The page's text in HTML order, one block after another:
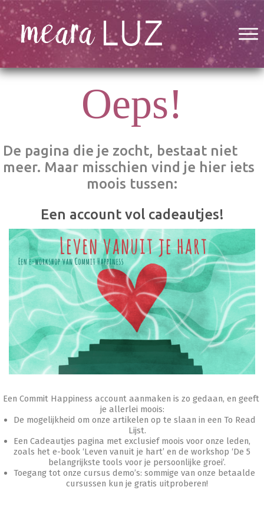
Oeps!
De pagina die je zocht, bestaat niet
meer. Maar misschien vind je hier iets
moois tussen:
Een account vol cadeautjes!
Een Commit Happiness account aanmaken is zo gedaan, en geeft
je allerlei moois:
De mogelijkheid om onze artikelen op te slaan in een To Read
Lijst.
Een Cadeautjes pagina met exclusief moois voor onze leden,
zoals het e-book ‘Leven vanuit je hart’ en de workshop ‘De 5
belangrijkste tools voor je persoonlijke groei’.
Toegang tot onze cursus demo’s: sommige van onze betaalde
cursussen kun je gratis uitproberen!